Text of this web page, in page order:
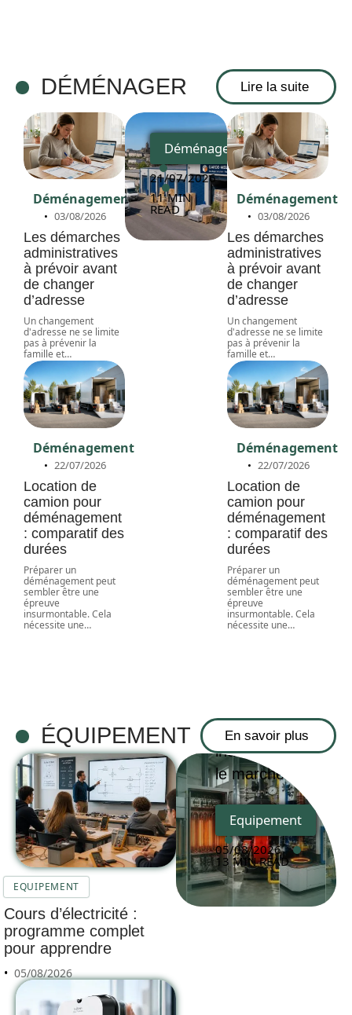
DÉMÉNAGER Lire la suite
Déménagement
03/08/2026
Les démarches
administratives
à prévoir avant
de changer
d’adresse
Un changement
d'adresse ne se limite
pas à prévenir la
famille et…
Déménagement
22/07/2026
Location de
camion pour
déménagement
: comparatif des
durées
Préparer un
déménagement peut
sembler être une
épreuve
insurmontable. Cela
nécessite une…
ageme
Déménagement
21/07/2026
11 MIN
READ
Déménagement
03/08/2026
Les démarches
administratives
à prévoir avant
de changer
d’adresse
Un changement
d'adresse ne se limite
pas à prévenir la
famille et…
Déménagement
22/07/2026
Location de
camion pour
déménagement
: comparatif des
durées
Préparer un
déménagement peut
sembler être une
épreuve
insurmontable. Cela
nécessite une…
ÉQUIPEMENT En savoir plus
EQUIPEMENT
Cours d’électricité :
programme complet
pour apprendre
05/08/2026
chauffage
industriel sur
le marché
Equipement
05/08/2026
13 MIN READ